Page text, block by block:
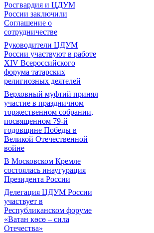
Росгвардия и ЦДУМ
России заключили
Соглашение о
сотрудничестве
Руководители ЦДУМ
России участвуют в работе
XIV Всероссийского
форума татарских
религиозных деятелей
Верховный муфтий принял
участие в праздничном
торжественном собрании,
посвященном 79-й
годовщине Победы в
Великой Отечественной
войне
В Московском Кремле
состоялась инаугурация
Президента России
Делегация ЦДУМ России
участвует в
Республиканском форуме
«Ватан көсө – сила
Отечества»